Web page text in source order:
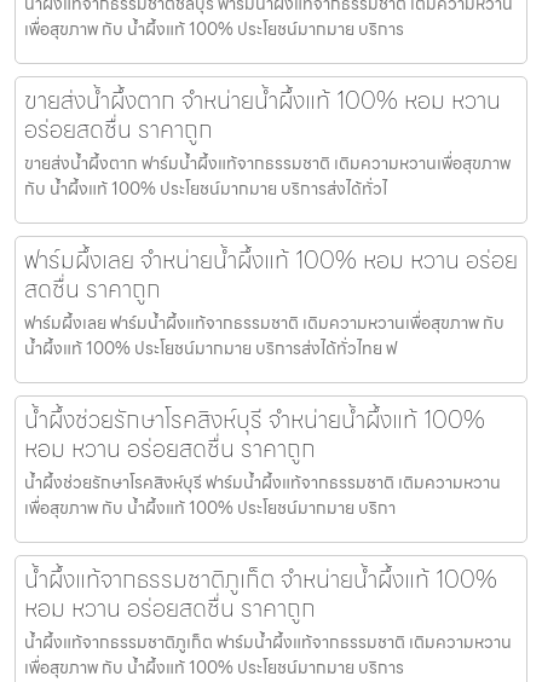
เพื่อสุขภาพ กับ น้ำผึ้งแท้ 100% ประโยชน์มากมาย บริการ
ขายส่งน้ำผึ้งตาก จำหน่ายน้ำผึ้งแท้ 100% หอม หวาน
อร่อยสดชื่น ราคาถูก
ขายส่งน้ำผึ้งตาก ฟาร์มน้ำผึ้งแท้จากธรรมชาติ เติมความหวานเพื่อสุขภาพ
กับ น้ำผึ้งแท้ 100% ประโยชน์มากมาย บริการส่งได้ทั่วไ
ฟาร์มผึ้งเลย จำหน่ายน้ำผึ้งแท้ 100% หอม หวาน อร่อย
สดชื่น ราคาถูก
ฟาร์มผึ้งเลย ฟาร์มน้ำผึ้งแท้จากธรรมชาติ เติมความหวานเพื่อสุขภาพ กับ
น้ำผึ้งแท้ 100% ประโยชน์มากมาย บริการส่งได้ทั่วไทย ฟ
น้ำผึ้งช่วยรักษาโรคสิงห์บุรี จำหน่ายน้ำผึ้งแท้ 100%
หอม หวาน อร่อยสดชื่น ราคาถูก
น้ำผึ้งช่วยรักษาโรคสิงห์บุรี ฟาร์มน้ำผึ้งแท้จากธรรมชาติ เติมความหวาน
เพื่อสุขภาพ กับ น้ำผึ้งแท้ 100% ประโยชน์มากมาย บริกา
น้ำผึ้งแท้จากธรรมชาติภูเก็ต จำหน่ายน้ำผึ้งแท้ 100%
หอม หวาน อร่อยสดชื่น ราคาถูก
น้ำผึ้งแท้จากธรรมชาติภูเก็ต ฟาร์มน้ำผึ้งแท้จากธรรมชาติ เติมความหวาน
เพื่อสุขภาพ กับ น้ำผึ้งแท้ 100% ประโยชน์มากมาย บริการ